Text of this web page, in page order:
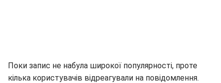
Поки запис не набула широкої популярності, проте
кілька користувачів відреагували на повідомлення.